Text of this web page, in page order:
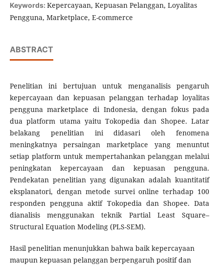
Keywords: Kepercayaan, Kepuasan Pelanggan, Loyalitas
Pengguna, Marketplace, E-commerce
ABSTRACT
Penelitian ini bertujuan untuk menganalisis pengaruh
kepercayaan dan kepuasan pelanggan terhadap loyalitas
pengguna marketplace di Indonesia, dengan fokus pada
dua platform utama yaitu Tokopedia dan Shopee. Latar
belakang penelitian ini didasari oleh fenomena
meningkatnya persaingan marketplace yang menuntut
setiap platform untuk mempertahankan pelanggan melalui
peningkatan kepercayaan dan kepuasan pengguna.
Pendekatan penelitian yang digunakan adalah kuantitatif
eksplanatori, dengan metode survei online terhadap 100
responden pengguna aktif Tokopedia dan Shopee. Data
dianalisis menggunakan teknik Partial Least Square–
Structural Equation Modeling (PLS-SEM).
Hasil penelitian menunjukkan bahwa baik kepercayaan
maupun kepuasan pelanggan berpengaruh positif dan